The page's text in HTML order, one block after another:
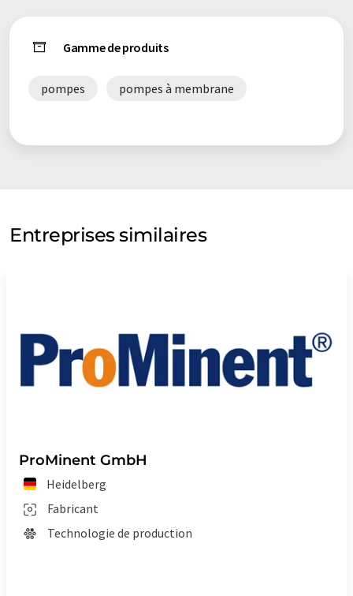
Gamme de produits
pompes pompes à membrane
Entreprises similaires
ProMinent GmbH
Heidelberg
Fabricant
Technologie de production